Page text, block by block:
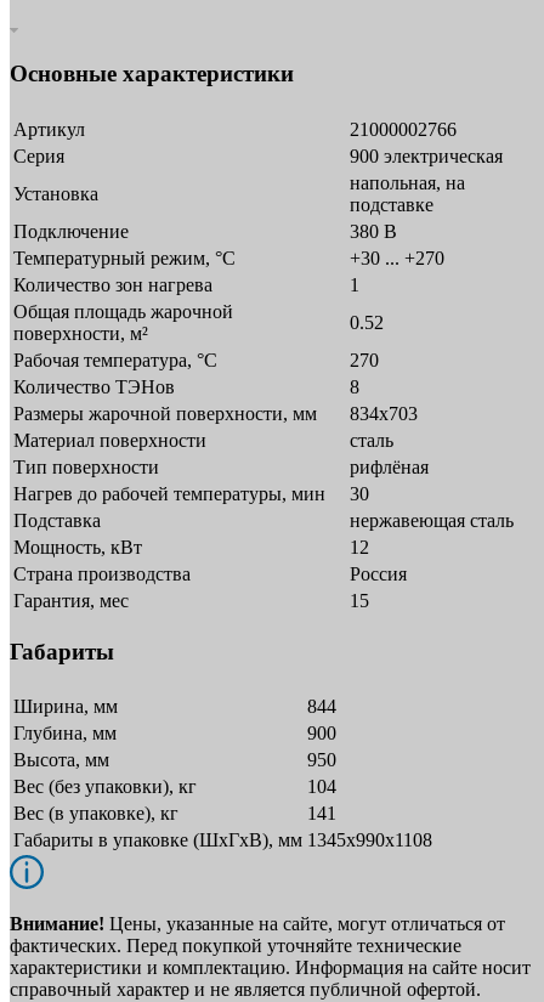
Основные характеристики
Артикул
21000002766
Серия
900 электрическая
Установка
напольная, на
подставке
Подключение
380 В
Температурный режим, °C
+30 ... +270
Количество зон нагрева
1
Общая площадь жарочной
поверхности, м²
0.52
Рабочая температура, °C
270
Количество ТЭНов
8
Размеры жарочной поверхности, мм
834х703
Материал поверхности
сталь
Тип поверхности
рифлёная
Нагрев до рабочей температуры, мин
30
Подставка
нержавеющая сталь
Мощность, кВт
12
Страна производства
Россия
Гарантия, мес
15
Габариты
Ширина, мм
844
Глубина, мм
900
Высота, мм
950
Вес (без упаковки), кг
104
Вес (в упаковке), кг
141
Габариты в упаковке (ШxГxВ), мм 1345х990х1108
Внимание! Цены, указанные на сайте, могут отличаться от
фактических. Перед покупкой уточняйте технические
характеристики и комплектацию. Информация на сайте носит
справочный характер и не является публичной офертой.